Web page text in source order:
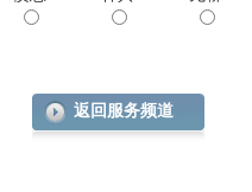
返回服务频道